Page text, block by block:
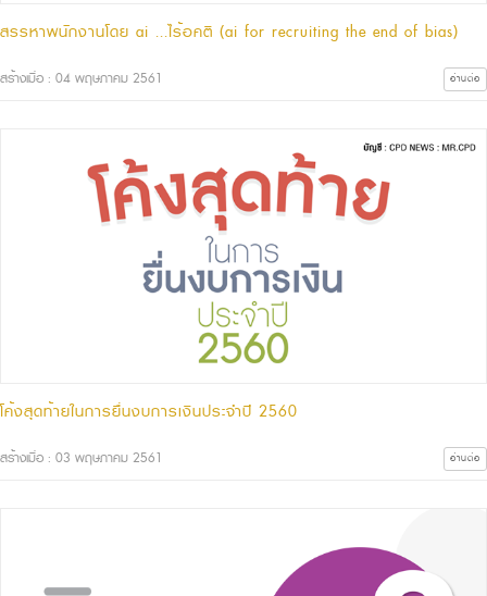
สรรหาพนักงานโดย ai ...ไร้อคติ (ai for recruiting the end of bias)
สร้างเมื่อ : 04 พฤษภาคม 2561 อ่านต่อ
โค้งสุดท้ายในการยื่นงบการเงินประจำปี 2560
สร้างเมื่อ : 03 พฤษภาคม 2561 อ่านต่อ